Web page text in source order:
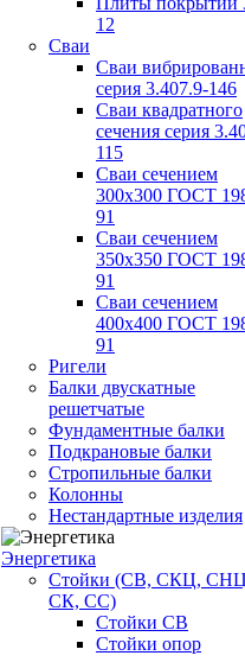
12
Сваи
Сваи
серия 3.407.9-146
Сваи квадратного
сечения серия
115
Сваи сечением
300х300 ГОСТ
91
Сваи сечением
350х350 ГОСТ
91
Сваи сечением
400х400 ГОСТ
91
Ригели
Балки двускатные
решетчатые
Фундаментные балки
Подкрановые балки
Стропильные балки
Колонны
Нестандартные изделия
Энергетика
Стойки (СВ, СКЦ,
СК, СС)
Стойки СВ
Стойки опор